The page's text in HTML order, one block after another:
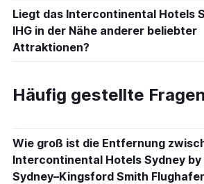
Liegt das Intercontinental Hotels
IHG in der Nähe anderer beliebter
Attraktionen?
Häufig gestellte Fragen
Wie groß ist die Entfernung
Intercontinental Hotels Sydney by
Sydney–Kingsford Smith